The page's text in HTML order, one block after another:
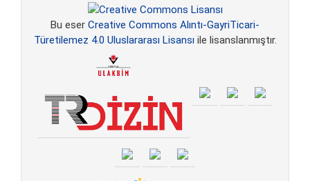
Bu eser Creative Commons Alıntı-GayriTicari-
Türetilemez 4.0 Uluslararası Lisansı ile lisanslanmıştır.